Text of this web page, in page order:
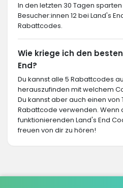
In den letzten 30 Tagen sparten
Besucher:innen 12 bei Land's
Rabattcodes.
Wie kriege ich den
End?
Du kannst alle 5 Rabattcodes
herauszufinden mit welchem
Du kannst aber auch einen
Rabattcode verwenden. Wenn
funktionierenden Land's End
freuen von dir zu hören!